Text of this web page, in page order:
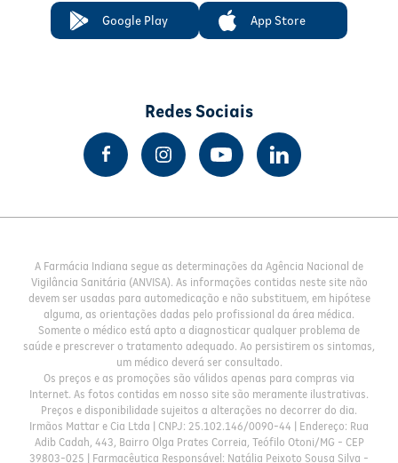
Google Play App Store
Redes Sociais
A Farmácia Indiana segue as determinações da Agência Nacional de
Vigilância Sanitária (ANVISA). As informações contidas neste site não
devem ser usadas para automedicação e não substituem, em hipótese
alguma, as orientações dadas pelo profissional da área médica.
Somente o médico está apto a diagnosticar qualquer problema de
saúde e prescrever o tratamento adequado. Ao persistirem os sintomas,
um médico deverá ser consultado.
Os preços e as promoções são válidos apenas para compras via
Internet. As fotos contidas em nosso site são meramente ilustrativas.
Preços e disponibilidade sujeitos a alterações no decorrer do dia.
Irmãos Mattar e Cia Ltda | CNPJ: 25.102.146/0090-44 | Endereço: Rua
Adib Cadah, 443, Bairro Olga Prates Correia, Teófilo Otoni/MG - CEP
39803-025 | Farmacêutica Responsável: Natália Peixoto Sousa Silva -